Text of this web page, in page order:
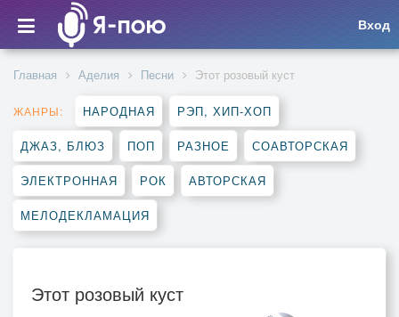
Вход
Главная Аделия Песни Этот розовый куст
ЖАНРЫ: НАРОДНАЯ РЭП, ХИП-ХОП
ДЖАЗ, БЛЮЗ ПОП РАЗНОЕ СОАВТОРСКАЯ
ЭЛЕКТРОННАЯ РОК АВТОРСКАЯ
МЕЛОДЕКЛАМАЦИЯ
Этот розовый куст